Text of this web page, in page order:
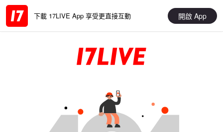
下載 17LIVE App 享受更直接互動 開啟 App